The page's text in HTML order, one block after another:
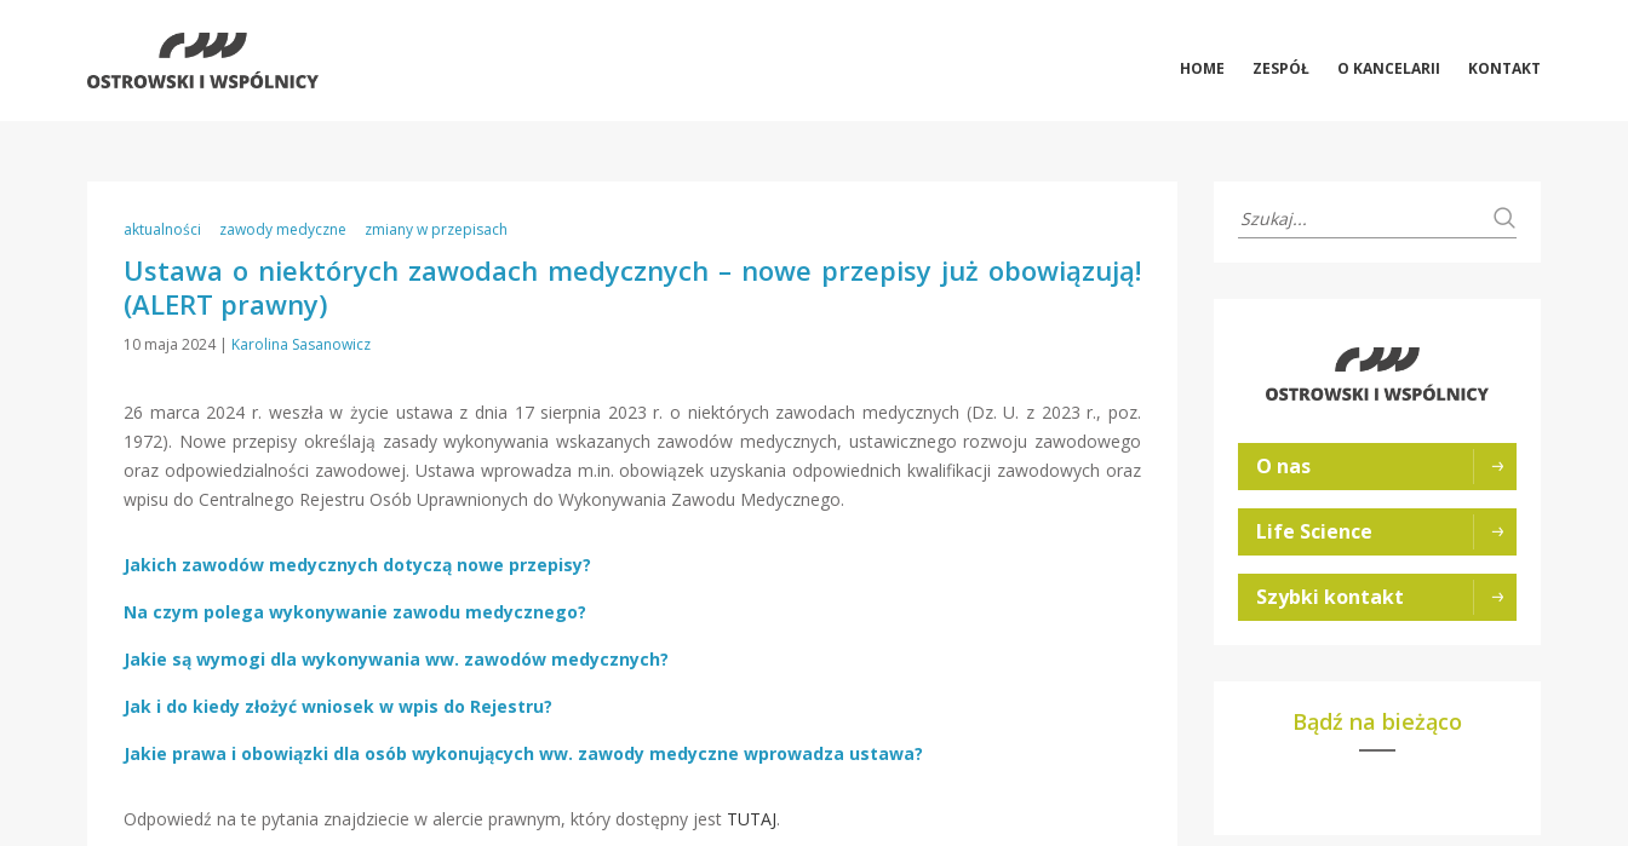
HOME ZESPÓŁ O KANCELARII KONTAKT
aktualności zawody medyczne zmiany w przepisach
Ustawa o niektórych zawodach medycznych – nowe przepisy już obowiązują!
(ALERT prawny)
10 maja 2024 | Karolina Sasanowicz
26 marca 2024 r. weszła w życie ustawa z dnia 17 sierpnia 2023 r. o niektórych zawodach medycznych (Dz. U. z 2023 r., poz.
1972). Nowe przepisy określają zasady wykonywania wskazanych zawodów medycznych, ustawicznego rozwoju zawodowego
oraz odpowiedzialności zawodowej. Ustawa wprowadza m.in. obowiązek uzyskania odpowiednich kwalifikacji zawodowych oraz
wpisu do Centralnego Rejestru Osób Uprawnionych do Wykonywania Zawodu Medycznego.
Jakich zawodów medycznych dotyczą nowe przepisy?
Na czym polega wykonywanie zawodu medycznego?
Jakie są wymogi dla wykonywania ww. zawodów medycznych?
Jak i do kiedy złożyć wniosek w wpis do Rejestru?
Jakie prawa i obowiązki dla osób wykonujących ww. zawody medyczne wprowadza ustawa?
Odpowiedź na te pytania znajdziecie w alercie prawnym, który dostępny jest TUTAJ.
O nas
Life Science
Szybki kontakt
Bądź na bieżąco